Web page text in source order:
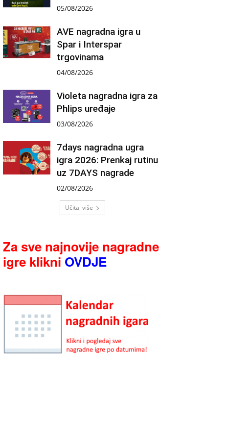
05/08/2026
AVE nagradna igra u
Spar i Interspar
trgovinama
04/08/2026
Violeta nagradna igra za
Phlips uređaje
03/08/2026
7days nagradna ugra
igra 2026: Prenkaj rutinu
uz 7DAYS nagrade
02/08/2026
Učitaj više
Za sve najnovije nagradne
igre klikni OVDJE